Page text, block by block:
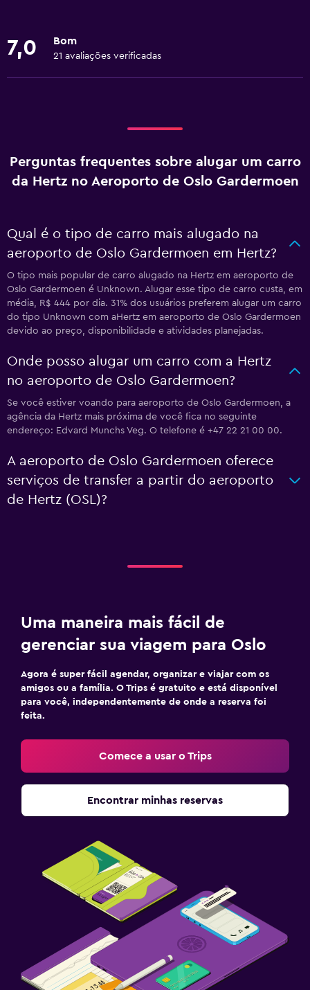
7,0 Bom
21 avaliações verificadas
Perguntas frequentes sobre alugar um carro
da Hertz no Aeroporto de Oslo Gardermoen
Qual é o tipo de carro mais alugado na
aeroporto de Oslo Gardermoen em Hertz?
O tipo mais popular de carro alugado na Hertz em aeroporto de
Oslo Gardermoen é Unknown. Alugar esse tipo de carro custa, em
média, R$ 444 por dia. 31% dos usuários preferem alugar um carro
do tipo Unknown com aHertz em aeroporto de Oslo Gardermoen
devido ao preço, disponibilidade e atividades planejadas.
Onde posso alugar um carro com a Hertz
no aeroporto de Oslo Gardermoen?
Se você estiver voando para aeroporto de Oslo Gardermoen, a
agência da Hertz mais próxima de você fica no seguinte
endereço: Edvard Munchs Veg. O telefone é +47 22 21 00 00.
A aeroporto de Oslo Gardermoen oferece
serviços de transfer a partir do aeroporto
de Hertz (OSL)?
Uma maneira mais fácil de
gerenciar sua viagem para Oslo
Agora é super fácil agendar, organizar e viajar com os
amigos ou a família. O Trips é gratuito e está disponível
para você, independentemente de onde a reserva foi
feita.
Comece a usar o Trips
Encontrar minhas reservas